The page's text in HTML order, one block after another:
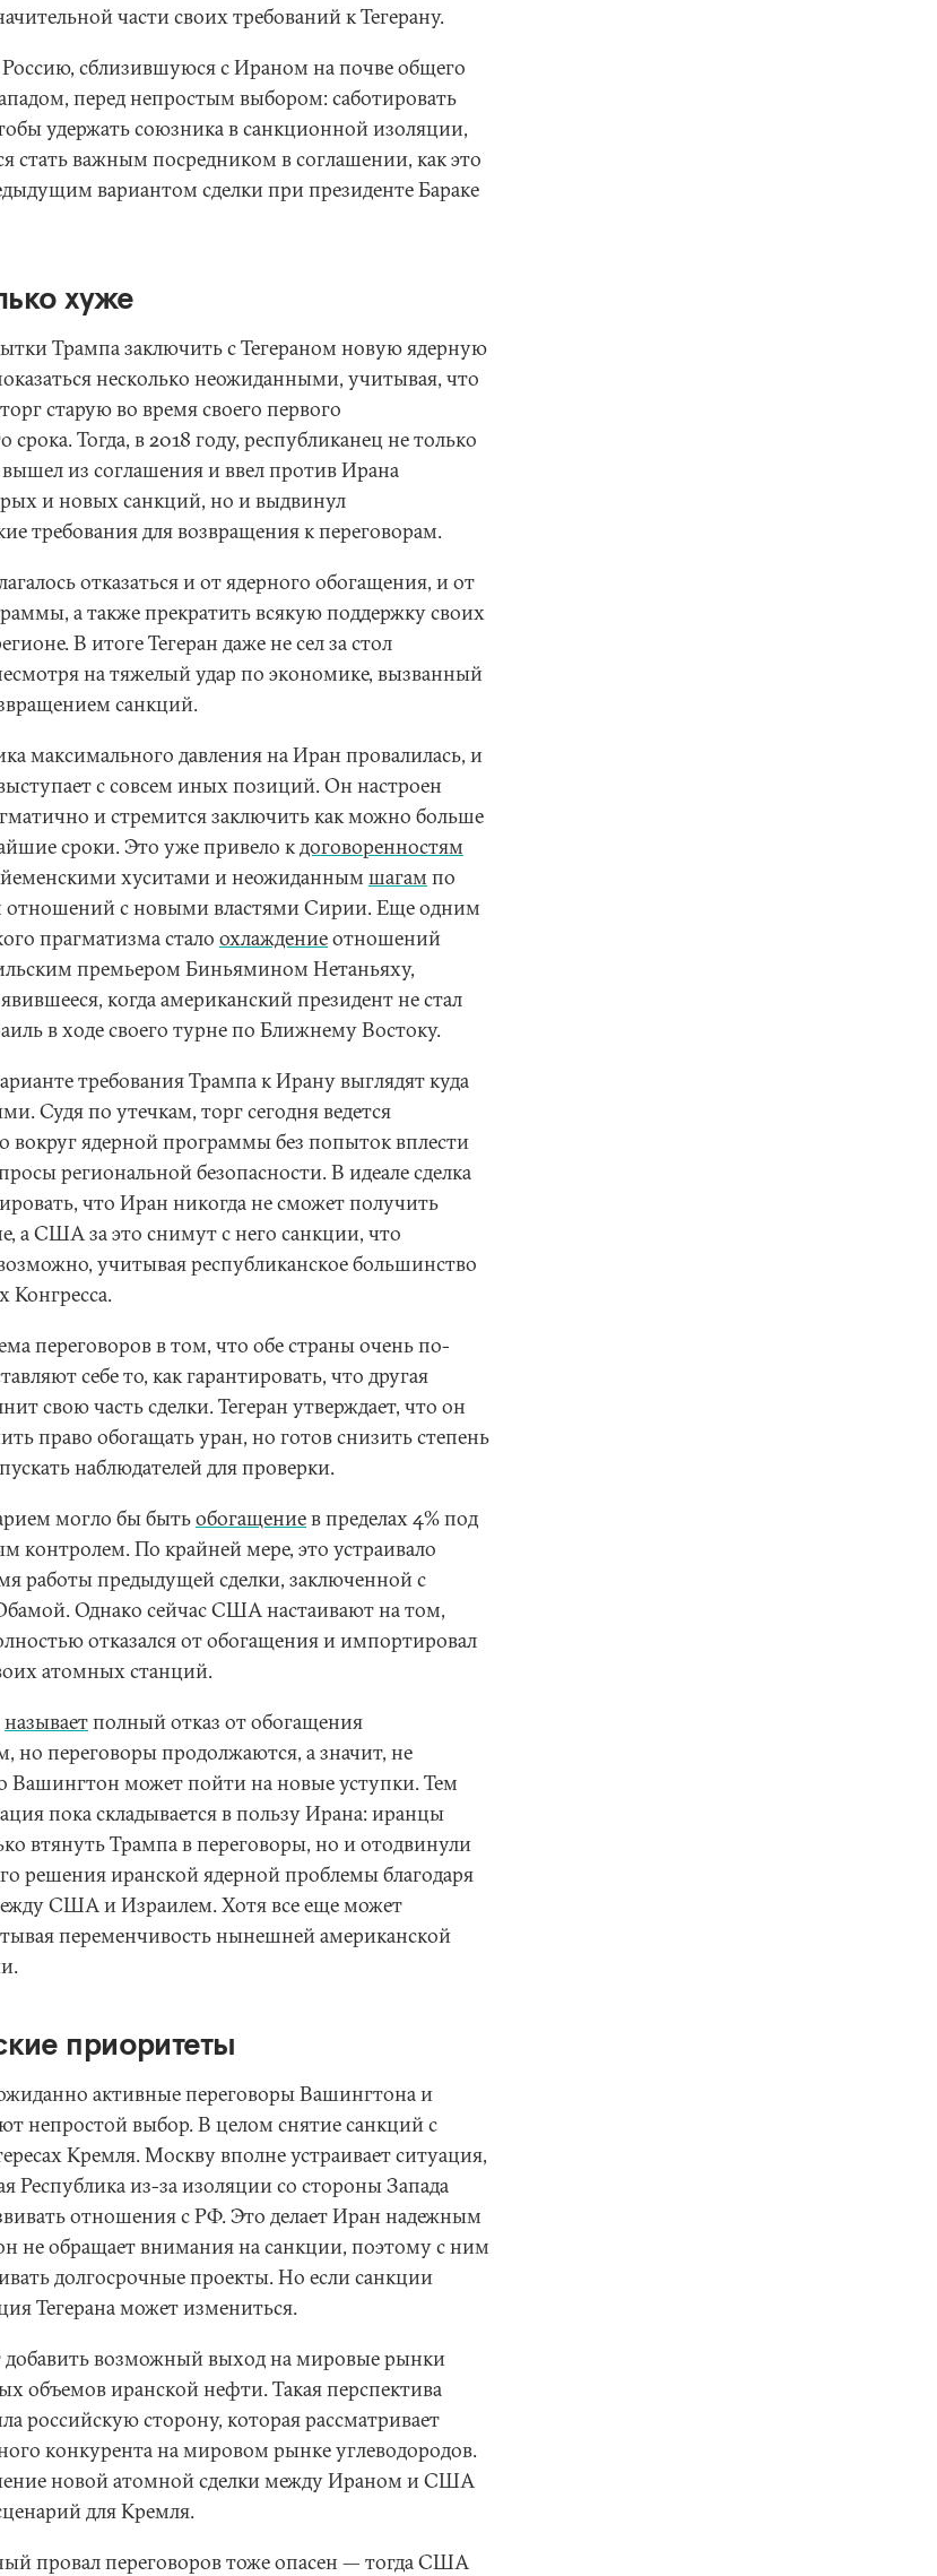
части своих требований к Тегерану.
Россию, сблизившуюся с Ираном на почве общего
перед непростым выбором: саботировать
удержать союзника в санкционной изоляции,
стать важным посредником в соглашении, как это
вариантом сделки при президенте Бараке
хуже
Трампа заключить с Тегераном новую ядерную
несколько неожиданными, учитывая, что
старую во время своего первого
срока. Тогда, в 2018 году, республиканец не только
из соглашения и ввел против Ирана
и новых санкций, но и выдвинул
требования для возвращения к переговорам.
отказаться и от ядерного обогащения, и от
а также прекратить всякую поддержку своих
В итоге Тегеран даже не сел за стол
на тяжелый удар по экономике, вызванный
санкций.
максимального давления на Иран провалилась, и
с совсем иных позиций. Он настроен
и стремится заключить как можно больше
сроки. Это уже привело кдоговоренностям
хуситами и неожиданным шагам по
отношений с новыми властями Сирии. Еще одним
прагматизма стало охлаждениеотношений
премьером Биньямином Нетаньяху,
когда американский президент не стал
в ходе своего турне по Ближнему Востоку.
требования Трампа к Ирану выглядят куда
Судя по утечкам, торг сегодня ведется
вокруг ядерной программы без попыток вплести
региональной безопасности. В идеале сделка
что Иран никогда не сможет получить
а США за это снимут с него санкции, что
учитывая республиканское большинство
Конгресса.
переговоров в том, что обе страны очень по-
себе то, как гарантировать, что другая
свою часть сделки. Тегеран утверждает, что он
право обогащать уран, но готов снизить степень
наблюдателей для проверки.
могло бы бытьобогащениев пределах 4% под
контролем. По крайней мере, это устраивало
работы предыдущей сделки, заключенной с
Однако сейчас США настаивают на том,
отказался от обогащения и импортировал
атомных станций.
называетполный отказ от обогащения
но переговоры продолжаются, а значит, не
Вашингтон может пойти на новые уступки. Тем
пока складывается в пользу Ирана: иранцы
втянуть Трампа в переговоры, но и отодвинули
решения иранской ядерной проблемы благодаря
США и Израилем. Хотя все еще может
переменчивость нынешней американской
приоритеты
активные переговоры Вашингтона и
непростой выбор. В целом снятие санкций с
Кремля. Москву вполне устраивает ситуация,
Республика из-за изоляции со стороны Запада
отношения с РФ. Это делает Иран надежным
не обращает внимания на санкции, поэтому с ним
долгосрочные проекты. Но если санкции
Тегерана может измениться.
возможный выход на мировые рынки
объемов иранской нефти. Такая перспектива
российскую сторону, которая рассматривает
конкурента на мировом рынке углеводородов.
новой атомной сделки между Ираном и США
для Кремля.
провал переговоров тоже опасен — тогда США